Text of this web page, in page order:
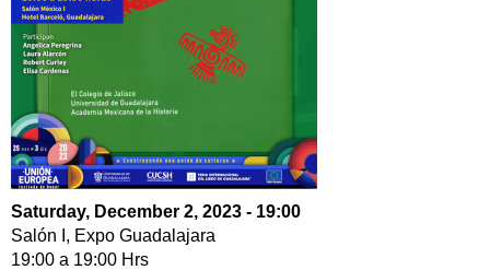
Saturday, December 2, 2023 - 19:00
Salón I, Expo Guadalajara
19:00 a 19:00 Hrs